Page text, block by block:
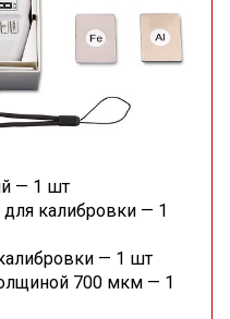
— 1 шт
калибровки — 1
— 1 шт
700 мкм — 1